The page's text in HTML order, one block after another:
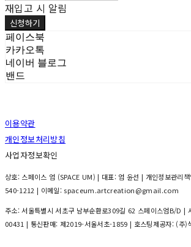
재입고 시 알림
신청하기
페이스북
카카오톡
네이버 블로그
밴드
이용약관
개인정보처리방침
사업자정보확인
상호: 스페이스 엄 (SPACE UM) | 대표: 엄 윤선 | 개인정보관리
540-1212 | 이메일: spaceum.artcreation@gmail.com
주소: 서울특별시 서초구 남부순환로309길 62 스페이스엄B/D |
00431 | 통신판매: 제2019-서울서초-1859 | 호스팅제공자: (주)